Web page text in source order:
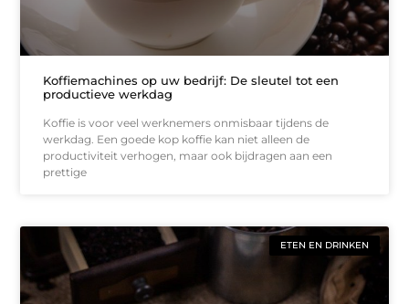
Koffiemachines op uw bedrijf: De sleutel tot een
productieve werkdag
Koffie is voor veel werknemers onmisbaar tijdens de
werkdag. Een goede kop koffie kan niet alleen de
productiviteit verhogen, maar ook bijdragen aan een
prettige
ETEN EN DRINKEN